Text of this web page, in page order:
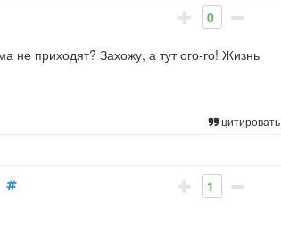
0
не приходят? Захожу, а тут ого-го! Жизнь
цитировать
1